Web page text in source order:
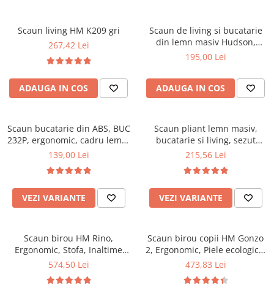
Saltele 180x200
Top saltele
Top saltele 5 cm
Top saltele 10 cm
Top saltele memory 5 cm
Saltele ieftine
Saltele cu plasa de arcuri
Birouri
Scaune pentru birou
Scaune pentru vizitatori
Mobilier bucatarie
Scaune pentru bucatarie
Mobila bucatarie
Seturi mese si scaune bucatarie
Mobilier hol
Mobila hol
Suporturi si rafturi pantofi
Pantofare
Seturi mobilier hol
Stender haine
Suport pentru umerase
Scaun living HM K209 gri
267,42 Lei
ADAUGA IN COS
Scaun de living si bucatarie
din lemn masiv Hudson,
tapiterie stofa,100 kg,
195,00 Lei
ADAUGA IN COS
Scaun bucatarie din ABS, BUC
232P, ergonomic, cadru lemn,
100 kg
139,00 Lei
VEZI VARIANTE
Scaun pliant lemn masiv,
bucatarie si living, sezut
tapitat cu piele ecologica, 100
215,56 Lei
VEZI VARIANTE
Scaun birou HM Rino,
Ergonomic, Stofa, Inaltime
reglabila, Mecanism
cm, Gri
574,50 Lei
Scaun birou copii HM Gonzo
2, Ergonomic, Piele ecologica,
Inaltime ajustabila, Mecanism
473,83 Lei